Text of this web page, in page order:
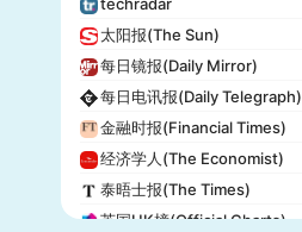
太阳报(The Sun)
每日镜报(Daily Mirror)
每日电讯报(Daily Telegraph)
金融时报(Financial Times)
经济学人(The Economist)
泰晤士报(The Times)
英国UK榜(Official Charts)